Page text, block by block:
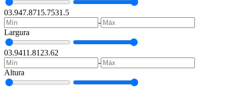
03.947.8715.7531.5
-
Largura
03.9411.8123.62
-
Altura